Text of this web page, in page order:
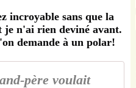
incroyable sans que la
n'ai rien deviné avant.
demande à un polar!
père voulait